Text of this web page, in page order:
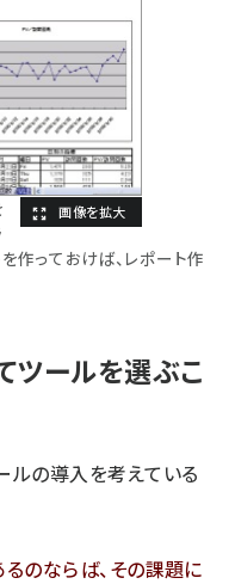
作っておけば、レポート作
ツールを選ぶこ
ルの導入を考えている
のならば、その課題に